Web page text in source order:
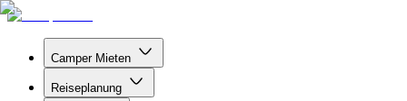
Camper Mieten
Reiseplanung